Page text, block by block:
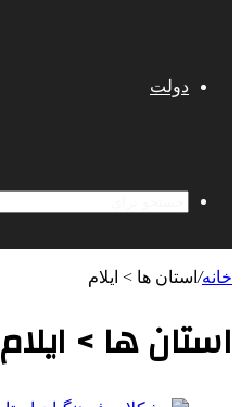
دولت
خانه/ استان ها > ایلام
استان ها > ایلام